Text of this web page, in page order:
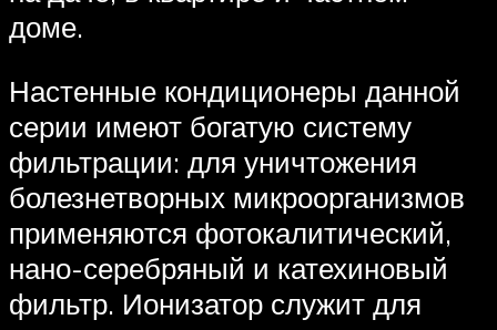
доме.
Настенные кондиционеры данной
серии имеют богатую систему
фильтрации: для уничтожения
болезнетворных микроорганизмов
применяются фотокалитический,
нано-серебряный и катехиновый
фильтр. Ионизатор служит для